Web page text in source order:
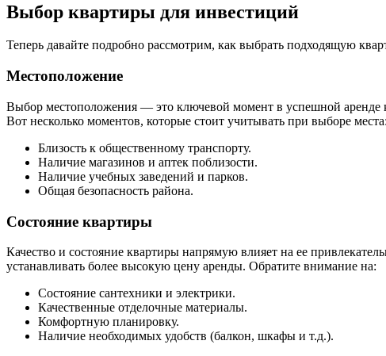
Выбор квартиры для инвестиций
Теперь давайте подробно рассмотрим, как выбрать подходящую
Местоположение
Выбор местоположения — это ключевой момент в успешной аренде
Вот несколько моментов, которые стоит учитывать при выборе места:
Близость к общественному транспорту.
Наличие магазинов и аптек поблизости.
Наличие учебных заведений и парков.
Общая безопасность района.
Состояние квартиры
Качество и состояние квартиры напрямую влияет на ее
устанавливать более высокую цену аренды. Обратите внимание на:
Состояние сантехники и электрики.
Качественные отделочные материалы.
Комфортную планировку.
Наличие необходимых удобств (балкон, шкафы и т.д.).